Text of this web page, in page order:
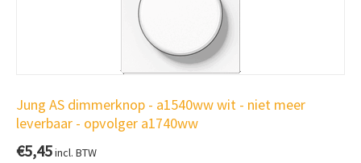
Jung AS dimmerknop - a1540ww wit - niet meer
leverbaar - opvolger a1740ww
€5,45incl. BTW